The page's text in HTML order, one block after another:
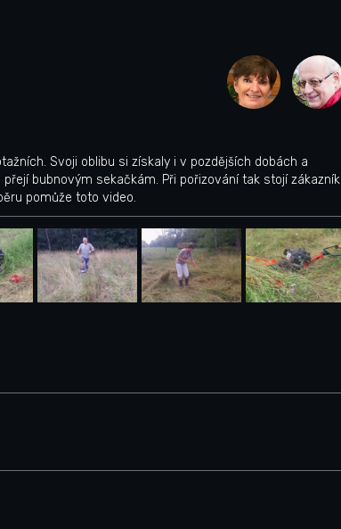
Svoji oblibu si získaly i v pozdějších dobách a
bubnovým sekačkám. Při pořizování tak stojí zákazník
pomůže toto video.